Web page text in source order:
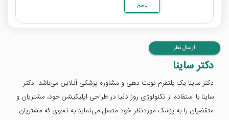
پاسخ
ارسال نظر
دکتر ساینا
دکتر ساینا یک پلتفرم نوبت دهی و مشاوره پزشکی آنلاین می‌باشد. دکتر
ساینا با استفاده از تکنولوژی روز دنیا در طراحی اپلیکیشن خود، مشتریان و
متقضیان را به پزشک موردنظر خود متصل می‌نماید به نحوی که مشتریان